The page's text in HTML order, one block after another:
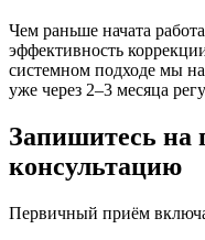
Чем раньше начата
эффективность
системном подходе мы
уже через 2–3 месяца
Запишитесь на
консультацию
Первичный приём